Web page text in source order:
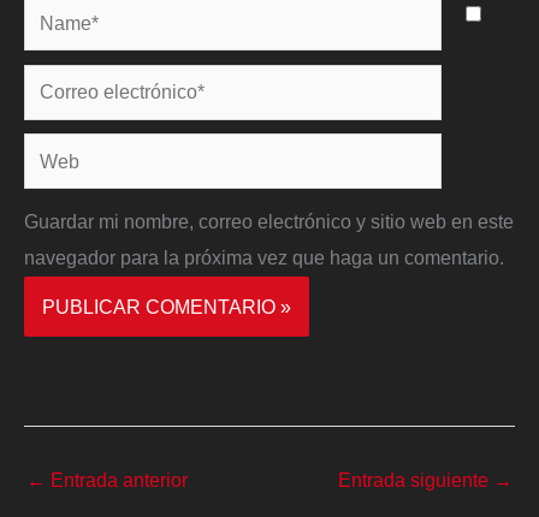
Name*
Correo
electrónico*
Web
Guardar mi nombre, correo electrónico y sitio web en este
navegador para la próxima vez que haga un comentario.
← Entrada anterior Entrada siguiente →